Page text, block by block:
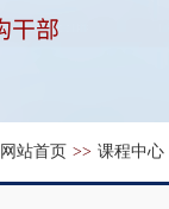
网站首页 >> 课程中心